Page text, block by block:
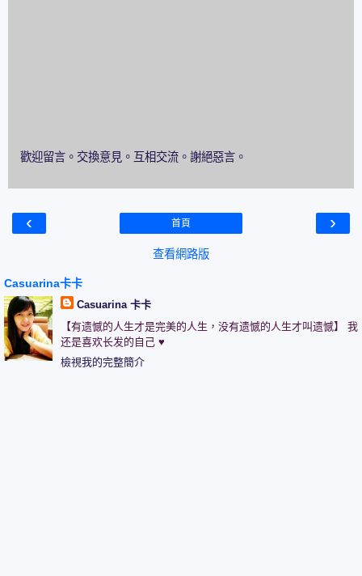
歡迎留言。交換意見。互相交流。謝絕惡言。
‹ ›
首頁
查看網路版
Casuarina卡卡
Casuarina 卡卡
【有遗憾的人生才是完美的人生，没有遗憾的人生才叫遗憾】 我
还是喜欢长发的自己 ♥
檢視我的完整簡介